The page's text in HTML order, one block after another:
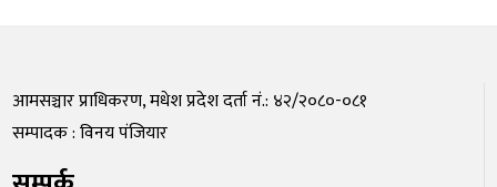
आमसञ्चार प्राधिकरण, मधेश प्रदेश दर्ता नं.: ४२/२०८०-०८१
सम्पादक : विनय पंजियार